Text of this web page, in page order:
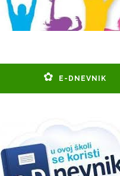
E-DNEVNIK